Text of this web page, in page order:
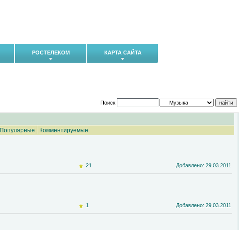
РОСТЕЛЕКОМ КАРТА САЙТА
Поиск
Популярные Комментируемые
21 Добавлено: 29.03.2011
1 Добавлено: 29.03.2011